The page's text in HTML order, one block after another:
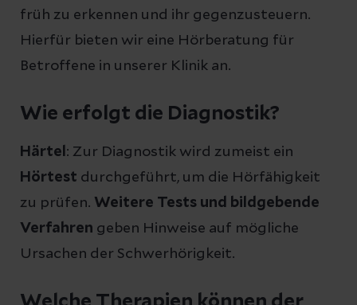
früh zu erkennen und ihr gegenzusteuern.
Hierfür bieten wir eine Hörberatung für
Betroffene in unserer Klinik an.
Wie erfolgt die Diagnostik?
Härtel : Zur Diagnostik wird zumeist ein
Hörtest durchgeführt, um die Hörfähigkeit
zu prüfen. Weitere Tests und bildgebende
Verfahren geben Hinweise auf mögliche
Ursachen der Schwerhörigkeit.